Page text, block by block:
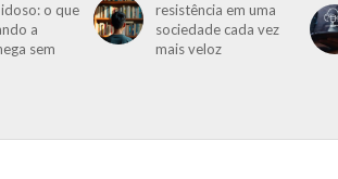
o que
a
sem
resistência em uma
sociedade cada vez
mais veloz